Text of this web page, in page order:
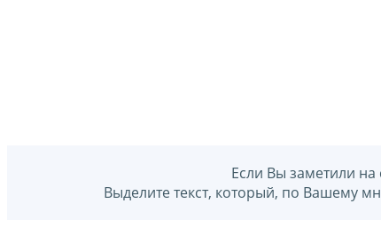
Если Вы заметили
Выделите текст, который, по Вашему